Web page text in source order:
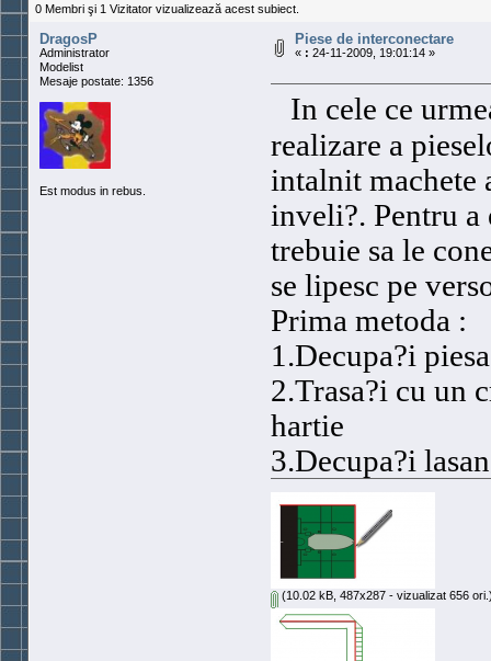
0 Membri şi 1 Vizitator vizualizează acest subiect.
DragosP
Administrator
Modelist
Mesaje postate: 1356
Est modus in rebus.
Piese de interconectare
« : 24-11-2009, 19:01:14 »
In cele ce
realizare a
intalnit machete
inveli?. Pentru
trebuie sa le
se lipesc pe
Prima metoda :
1.Decupa?i piesa
2.Trasa?i cu un
hartie
3.Decupa?i
(10.02 kB, 487x287 - vizualizat 656